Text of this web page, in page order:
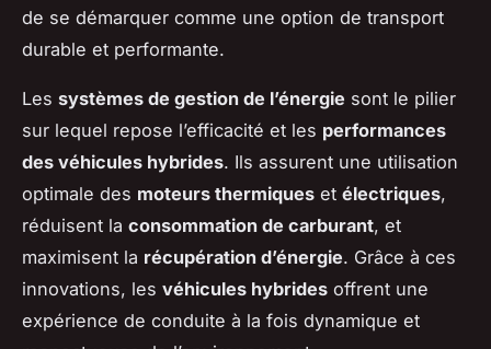
de se démarquer comme une option de transport
durable et performante.
Les systèmes de gestion de l’énergie sont le pilier
sur lequel repose l’efficacité et les performances
des véhicules hybrides. Ils assurent une utilisation
optimale des moteurs thermiques et électriques,
réduisent la consommation de carburant, et
maximisent la récupération d’énergie. Grâce à ces
innovations, les véhicules hybrides offrent une
expérience de conduite à la fois dynamique et